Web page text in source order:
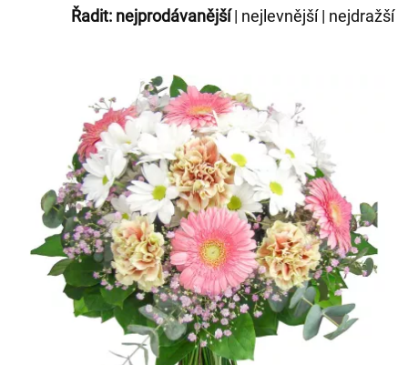
Řadit: nejprodávanější| nejlevnější| nejdražší